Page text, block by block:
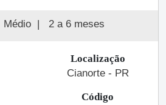
Médio | 2 a 6 meses
Localização
Cianorte - PR
Código